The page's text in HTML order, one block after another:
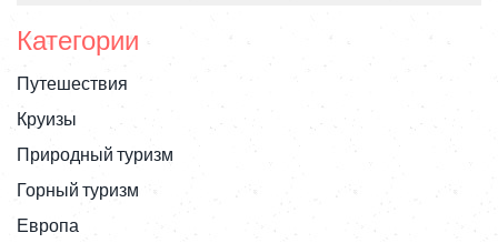
будете лучше подготовлены к поездке в тропики и
Категории
Путешествия
Круизы
Природный туризм
Горный туризм
Европа